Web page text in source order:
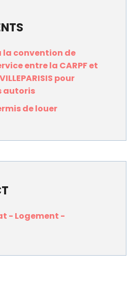
la convention de
entre la CARPF et
pour
autoris
de louer
- Logement -